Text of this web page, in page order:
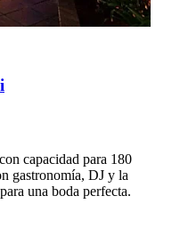
capacidad para 180
gastronomía, DJ y la
una boda perfecta.